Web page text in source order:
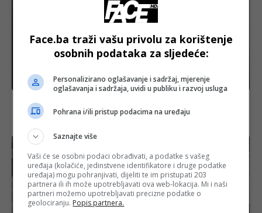
BiH
Održana konfencija za novinare povodom
premijere dokumentarnog filma „Sinovi službe
smrti“
Face.ba traži vašu privolu za korištenje
osobnih podataka za sljedeće:
Personalizirano oglašavanje i sadržaj, mjerenje
oglašavanja i sadržaja, uvidi u publiku i razvoj usluga
Pohrana i/ili pristup podacima na uređaju
Saznajte više
Vaši će se osobni podaci obrađivati, a podatke s vašeg
uređaja (kolačiće, jedinstvene identifikatore i druge podatke
uređaja) mogu pohranjivati, dijeliti te im pristupati 203
partnera ili ih može upotrebljavati ova web-lokacija. Mi i naši
partneri možemo upotrebljavati precizne podatke o
geolociranju. Popis partnera.